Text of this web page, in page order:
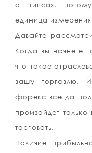
о пипсах,
единица
Давайте
Когда вы начнете
что такое
вашу торговлю.
форекс всегда
произойдет
торговать.
Наличие